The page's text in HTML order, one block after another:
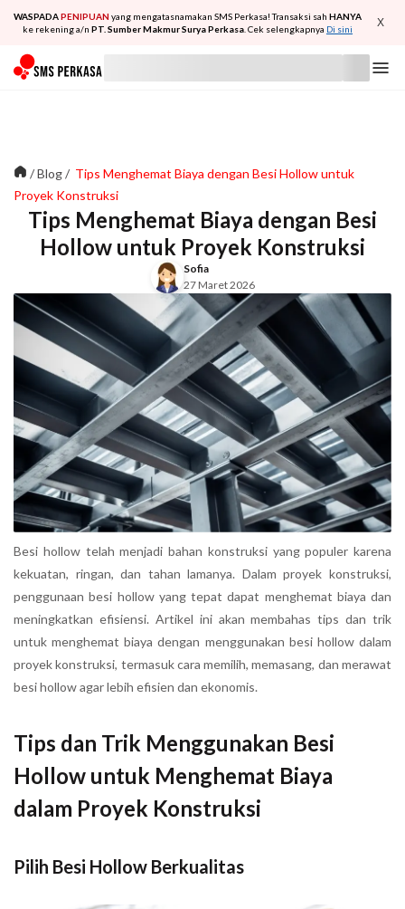
WASPADAPENIPUAN yang mengatasnamakan SMS Perkasa! Transaksi sah HANYA
ke rekening a/n PT. Sumber Makmur Surya Perkasa . Cek selengkapnya Di sini X
/Blog/ Tips Menghemat Biaya dengan Besi Hollow untuk
Proyek Konstruksi
Tips Menghemat Biaya dengan Besi
Hollow untuk Proyek Konstruksi
Sofia
27 Maret 2026
Besi hollow telah menjadi bahan konstruksi yang populer karena
kekuatan, ringan, dan tahan lamanya. Dalam proyek konstruksi,
penggunaan besi hollow yang tepat dapat menghemat biaya dan
meningkatkan efisiensi. Artikel ini akan membahas tips dan trik
untuk menghemat biaya dengan menggunakan besi hollow dalam
proyek konstruksi, termasuk cara memilih, memasang, dan merawat
besi hollow agar lebih efisien dan ekonomis.
Tips dan Trik Menggunakan Besi
Hollow untuk Menghemat Biaya
dalam Proyek Konstruksi
Pilih Besi Hollow Berkualitas